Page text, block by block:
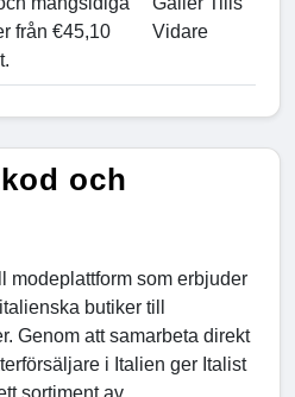
från €45,10
Vidare
och
modeplattform som erbjuder
butiker till
Genom att samarbeta direkt
i Italien ger Italist